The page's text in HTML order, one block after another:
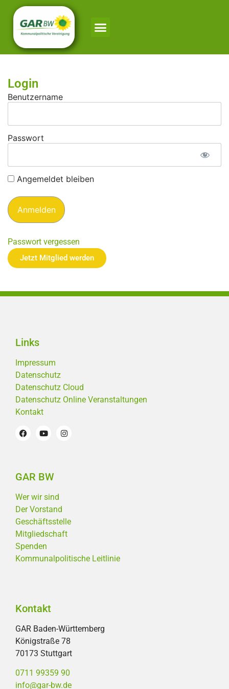
Login
Benutzername
Passwort
Angemeldet bleiben
Passwort vergessen
Jetzt Mitglied werden
Links
Impressum
Datenschutz
Datenschutz Cloud
Datenschutz Online Veranstaltungen
Kontakt
GAR BW
Wer wir sind
Der Vorstand
Geschäftsstelle
Mitgliedschaft
Spenden
Kommunalpolitische Leitlinie
Kontakt
GAR Baden-Württemberg
Königstraße 78
70173 Stuttgart
0711 99359 90
info@gar-bw.de